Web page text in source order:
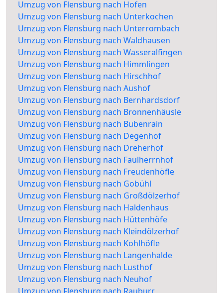
Umzug von Flensburg nach Hofen
Umzug von Flensburg nach Unterkochen
Umzug von Flensburg nach Unterrombach
Umzug von Flensburg nach Waldhausen
Umzug von Flensburg nach Wasseralfingen
Umzug von Flensburg nach Himmlingen
Umzug von Flensburg nach Hirschhof
Umzug von Flensburg nach Aushof
Umzug von Flensburg nach Bernhardsdorf
Umzug von Flensburg nach Bronnenhäusle
Umzug von Flensburg nach Bubenrain
Umzug von Flensburg nach Degenhof
Umzug von Flensburg nach Dreherhof
Umzug von Flensburg nach Faulherrnhof
Umzug von Flensburg nach Freudenhöfle
Umzug von Flensburg nach Gobühl
Umzug von Flensburg nach Großdölzerhof
Umzug von Flensburg nach Haldenhaus
Umzug von Flensburg nach Hüttenhöfe
Umzug von Flensburg nach Kleindölzerhof
Umzug von Flensburg nach Kohlhöfle
Umzug von Flensburg nach Langenhalde
Umzug von Flensburg nach Lusthof
Umzug von Flensburg nach Neuhof